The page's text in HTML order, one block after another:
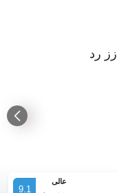
عالی
9.1